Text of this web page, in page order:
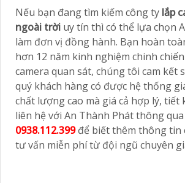
Nếu bạn đang tìm kiếm công ty lắp
ngoài trời uy tín thì có thể lựa chọn
làm đơn vị đồng hành. Bạn hoàn
hơn 12 năm kinh nghiệm chinh
camera quan sát, chúng tôi cam kết
quý khách hàng có được hệ thống
chất lượng cao mà giá cả hợp lý, tiết
liên hệ với An Thành Phát thông qua
0938.112.399để biết thêm thông tin
tư vấn miễn phí từ đội ngũ chuyên